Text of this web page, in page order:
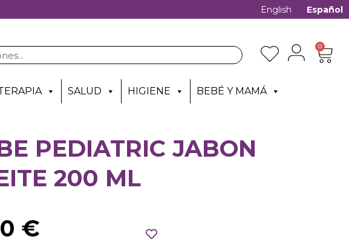
English Español
0
SALUD HIGIENE BEBÉ Y MAMÁ
PEDIATRIC JABON
200 ML
€